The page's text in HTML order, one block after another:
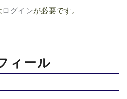
ログインが必要です。
ィール